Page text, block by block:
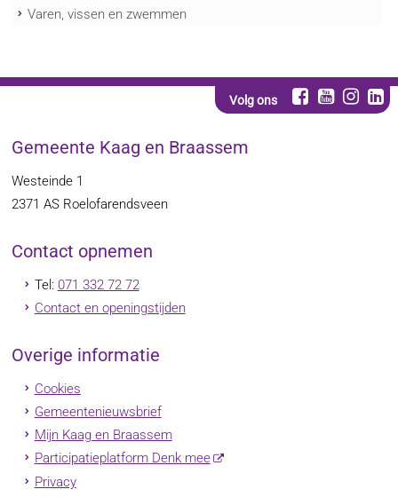
Varen, vissen en zwemmen
Volg ons
Gemeente Kaag en Braassem
Westeinde 1
2371 AS Roelofarendsveen
Contact opnemen
Tel: 071 332 72 72
Contact en openingstijden
Overige informatie
Cookies
Gemeentenieuwsbrief
Mijn Kaag en Braassem
Participatieplatform Denk mee
Privacy